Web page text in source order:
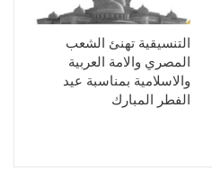
التنسيقية تهنئ الشعب
المصري والامة العربية
والاسلامية بمناسبة عيد
الفطر المبارك